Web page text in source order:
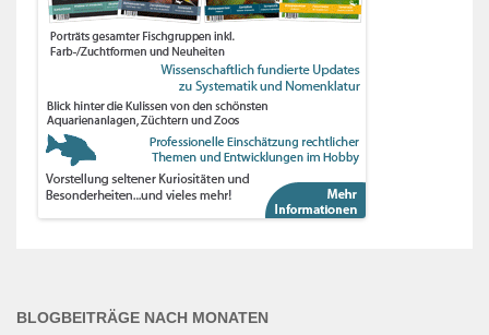
BLOGBEITRÄGE NACH MONATEN